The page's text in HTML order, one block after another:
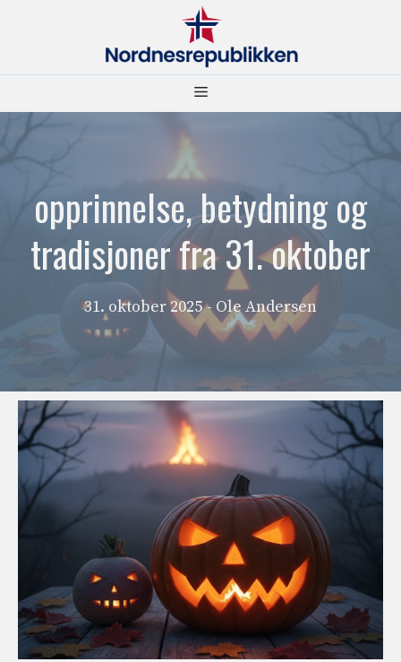
Meny
opprinnelse, betydning og
tradisjoner fra 31. oktober
31. oktober 2025 - Ole Andersen